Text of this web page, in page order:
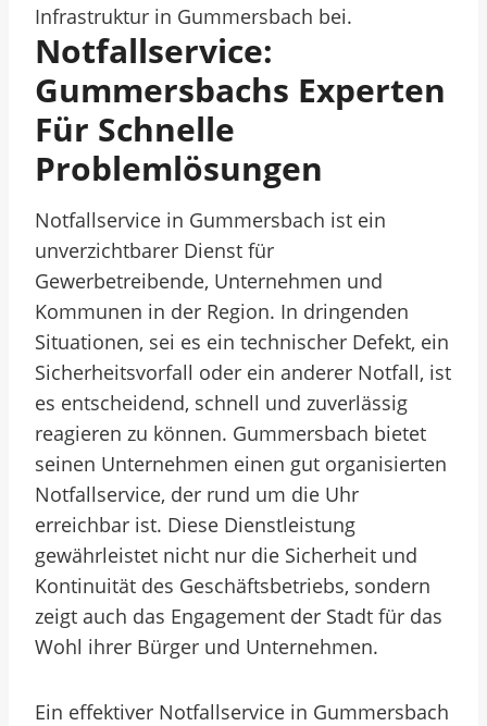
Infrastruktur in Gummersbach bei.
Notfallservice:
Gummersbachs Experten
Für Schnelle
Problemlösungen
Notfallservice in Gummersbach ist ein
unverzichtbarer Dienst für
Gewerbetreibende, Unternehmen und
Kommunen in der Region. In dringenden
Situationen, sei es ein technischer Defekt, ein
Sicherheitsvorfall oder ein anderer Notfall, ist
es entscheidend, schnell und zuverlässig
reagieren zu können. Gummersbach bietet
seinen Unternehmen einen gut organisierten
Notfallservice, der rund um die Uhr
erreichbar ist. Diese Dienstleistung
gewährleistet nicht nur die Sicherheit und
Kontinuität des Geschäftsbetriebs, sondern
zeigt auch das Engagement der Stadt für das
Wohl ihrer Bürger und Unternehmen.
Ein effektiver Notfallservice in Gummersbach